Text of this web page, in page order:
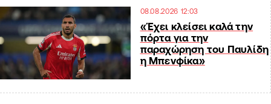
08.08.2026 12:03
«Έχει κλείσει καλά την
πόρτα για την
παραχώρηση του Παυλίδη
η Μπενφίκα»